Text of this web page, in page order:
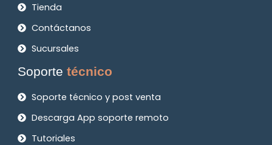
Tienda
Contáctanos
Sucursales
Soportetécnico
Soporte técnico y post venta
Descarga App soporte remoto
Tutoriales